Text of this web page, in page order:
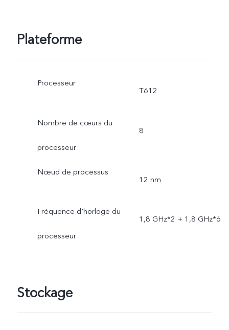
Plateforme
Processeur
T612
Nombre de cœurs du
processeur
8
Nœud de processus
12 nm
Fréquence d'horloge du
processeur
1,8 GHz*2 + 1,8 GHz*6
Stockage